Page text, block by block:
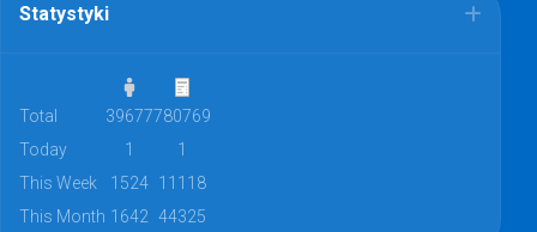
Statystyki
Total 39677780769
Today
1
1
This Week
1524 11118
This Month 1642 44325